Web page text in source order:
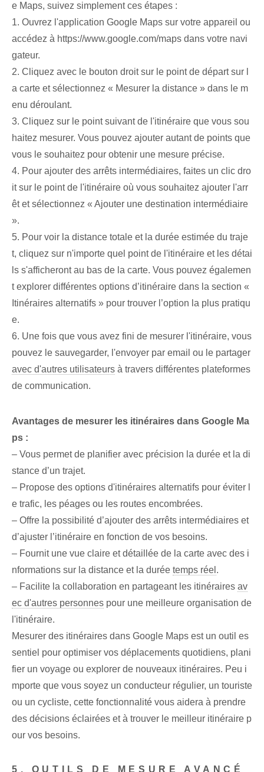
e Maps, suivez simplement ces étapes :
1. Ouvrez l'application Google Maps sur votre appareil ou
accédez à https://www.google.com/maps dans votre navi
gateur.
2. Cliquez avec le bouton droit sur le point de départ sur l
a carte et sélectionnez « Mesurer la distance » dans le m
enu déroulant.
3. Cliquez sur le point suivant de l'itinéraire que vous sou
haitez mesurer. Vous pouvez ajouter autant de points que
vous le souhaitez pour obtenir une mesure précise.
4. Pour ajouter des arrêts intermédiaires, faites un clic dro
it sur le point de l'itinéraire où vous souhaitez ajouter l'arr
êt et sélectionnez « Ajouter une destination intermédiaire
».
5. Pour voir la distance totale et la durée estimée du traje
t, cliquez sur n'importe quel point de l'itinéraire et les détai
ls s'afficheront au bas de la carte. Vous pouvez égalemen
t explorer différentes options d’itinéraire dans la section «
Itinéraires alternatifs » pour trouver l’option la plus pratiqu
e.
6. Une fois que vous avez fini de mesurer l'itinéraire, vous
pouvez le sauvegarder, l'envoyer par email ou le partager
avec d'autres utilisateurs à travers différentes plateformes
de communication.
Avantages de mesurer les itinéraires dans Google Ma
ps :
– Vous permet de planifier avec précision la durée et la di
stance d’un trajet.
– Propose des options d'itinéraires alternatifs pour éviter l
e trafic, les péages ou les routes encombrées.
– Offre la possibilité d’ajouter des arrêts intermédiaires et
d’ajuster l’itinéraire en fonction de vos besoins.
– Fournit une vue claire et détaillée de la carte avec des i
nformations sur la distance et la durée temps réel .
– Facilite la collaboration en partageant les itinéraires av
ec d'autres personnes pour une meilleure organisation de
l'itinéraire.
Mesurer des itinéraires dans Google Maps est un outil es
sentiel pour optimiser vos déplacements quotidiens, plani
fier un voyage ou explorer de nouveaux itinéraires. Peu i
mporte que vous soyez un conducteur régulier, un touriste
ou un cycliste, cette fonctionnalité vous aidera à prendre
des décisions éclairées et à trouver le meilleur itinéraire p
our vos besoins.
5. OUTILS DE MESURE AVANCÉ